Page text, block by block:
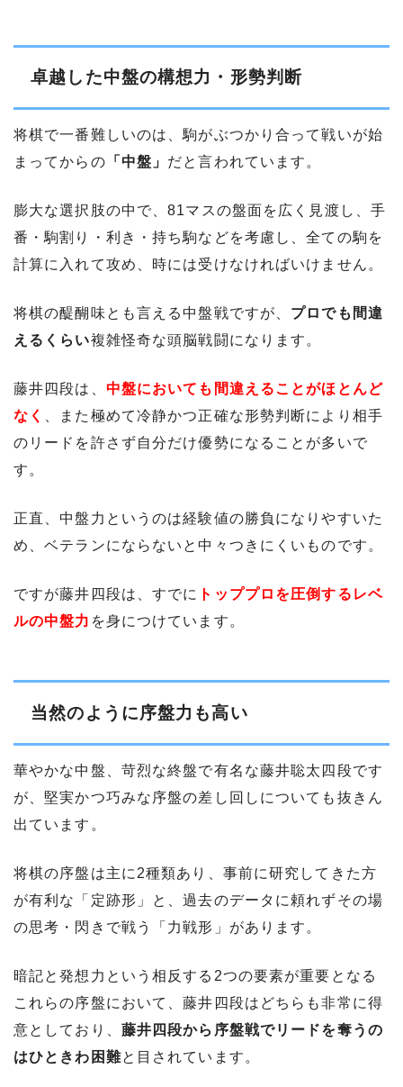
卓越した中盤の構想力・形勢判断
将棋で一番難しいのは、駒がぶつかり合って戦いが始
まってからの 「中盤」 だと言われています。
膨大な選択肢の中で、81マスの盤面を広く見渡し、手
番・駒割り・利き・持ち駒などを考慮し、全ての駒を
計算に入れて攻め、時には受けなければいけません。
将棋の醍醐味とも言える中盤戦ですが、 プロでも間違
えるくらい複雑怪奇な頭脳戦闘になります。
藤井四段は、 中盤においても間違えることがほとんど
なく 、また極めて冷静かつ正確な形勢判断により相手
のリードを許さず自分だけ優勢になることが多いで
す。
正直、中盤力というのは経験値の勝負になりやすいた
め、ベテランにならないと中々つきにくいものです。
ですが藤井四段は、すでに トッププロを圧倒するレベ
ルの中盤力 を身につけています。
当然のように序盤力も高い
華やかな中盤、苛烈な終盤で有名な藤井聡太四段です
が、堅実かつ巧みな序盤の差し回しについても抜きん
出ています。
将棋の序盤は主に2種類あり、事前に研究してきた方
が有利な「定跡形」と、過去のデータに頼れずその場
の思考・閃きで戦う「力戦形」があります。
暗記と発想力という相反する2つの要素が重要となる
これらの序盤において、藤井四段はどちらも非常に得
意としており、 藤井四段から序盤戦でリードを奪うの
はひときわ困難と目されています。